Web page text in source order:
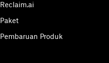
Reclaim.ai
Paket
Pembaruan Produk